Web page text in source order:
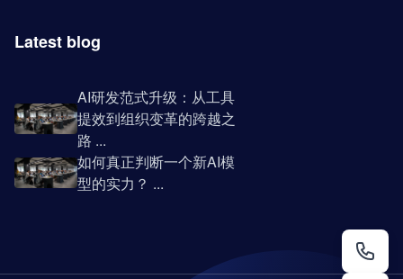
Latest blog
AI研发范式升级：从工具
提效到组织变革的跨越之
路 ...
如何真正判断一个新AI模
型的实力？ ...